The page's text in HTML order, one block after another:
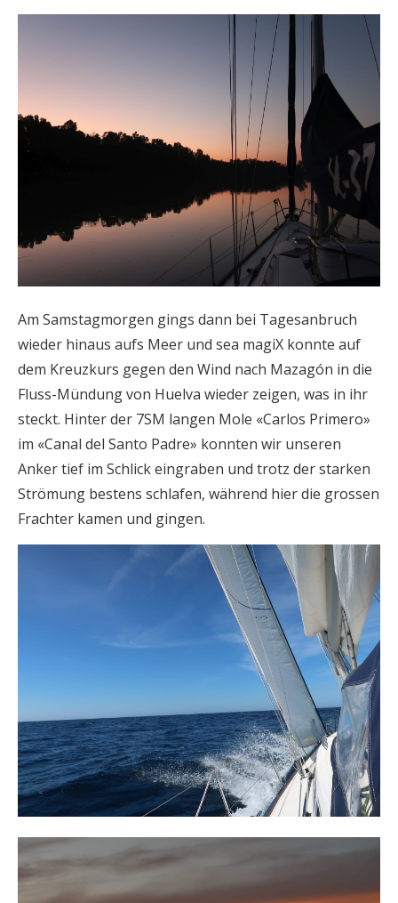
Am Samstagmorgen gings dann bei Tagesanbruch
wieder hinaus aufs Meer und sea magiX konnte auf
dem Kreuzkurs gegen den Wind nach Mazagón in die
Fluss-Mündung von Huelva wieder zeigen, was in ihr
steckt. Hinter der 7SM langen Mole «Carlos Primero»
im «Canal del Santo Padre» konnten wir unseren
Anker tief im Schlick eingraben und trotz der starken
Strömung bestens schlafen, während hier die grossen
Frachter kamen und gingen.